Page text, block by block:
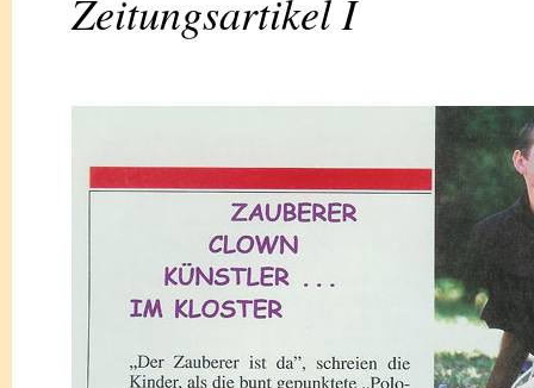
Zeitungsartikel I